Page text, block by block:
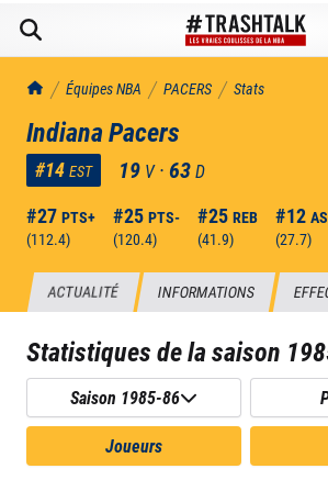
TrashTalk Actu NBA
Équipes NBA PACERS Stats
Indiana Pacers
#14 EST 19 V ·63D
#27 PTS+
(112.4)
#25 PTS-
(120.4)
#25 REB
(41.9)
#12
(27.7)
ACTUALITÉ INFORMATIONS
Statistiques de la saison
Saison 1985-86
Joueurs